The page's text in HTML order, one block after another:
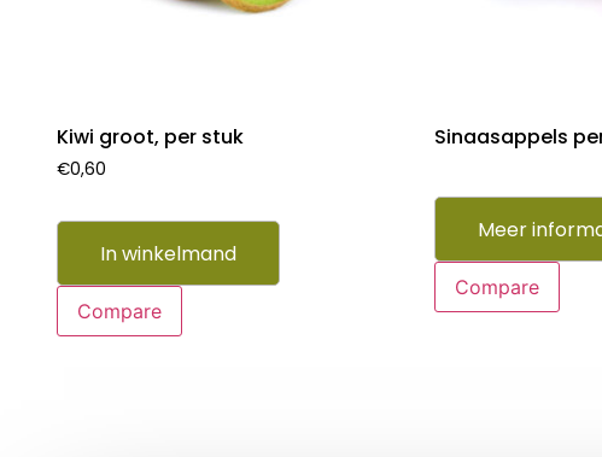
Kiwi groot, per stuk
€0,60
In winkelmand
Compare
Sinaasappels
Meer
Compare